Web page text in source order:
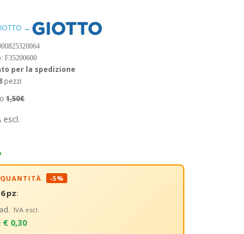
→
F35200600
per la spedizione
pezzi
1,50€
escl.
QUANTITÀ -5%
6 pz:
IVA escl.
0,30